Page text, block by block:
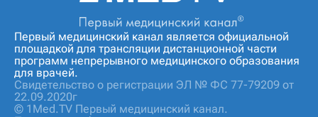
Первый медицинский канал является официальной
площадкой для трансляции дистанционной части
программ непрерывного медицинского образования
для врачей.
Свидетельство о регистрации ЭЛ № ФС 77-79209 от
22.09.2020г
© 1Med.TV Первый медицинский канал.